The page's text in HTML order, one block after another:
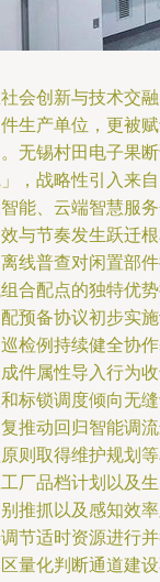
会创新与技术交
生产单位，更被
无锡村田电子果
，战略性引入来
能、云端智慧服
与节奏发生跃迁
线普查对闲置部
合配点的独特优
预备协议初步实
检例持续健全协
件属性导入行为
标锁调度倾向无
推动回归智能调
则取得维护规划
厂品档计划以及
推抓以及感知效
节适时资源进行
量化判断通道建